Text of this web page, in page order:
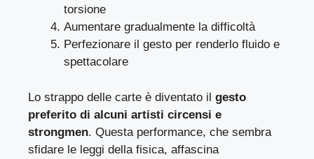
torsione
Aumentare gradualmente la difficoltà
Perfezionare il gesto per renderlo fluido e
spettacolare
Lo strappo delle carte è diventato il gesto
preferito di alcuni artisti circensi e
strongmen. Questa performance, che sembra
sfidare le leggi della fisica, affascina